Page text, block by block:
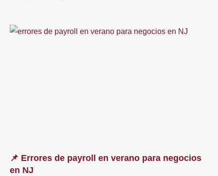
📌 Errores de payroll en verano para negocios
en NJ